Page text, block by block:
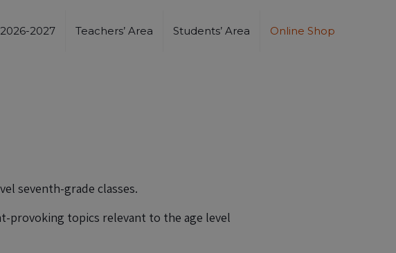
2027 Teachers’ Area Students’ Area Online Shop
seventh-grade classes.
provoking topics relevant to the age level